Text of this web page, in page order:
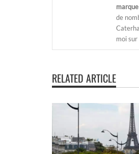
marque
de
moi sur
RELATED ARTICLE